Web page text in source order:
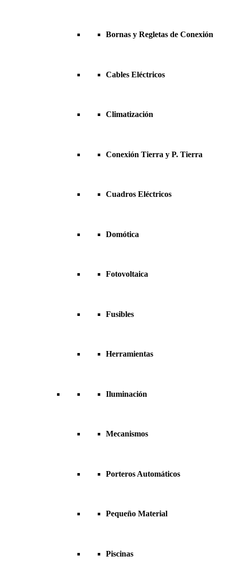
Bornas y Regletas de Conexión
Cables Eléctricos
Climatización
Conexión Tierra y P. Tierra
Cuadros Eléctricos
Domótica
Fotovoltaica
Fusibles
Herramientas
Iluminación
Mecanismos
Porteros Automáticos
Pequeño Material
Piscinas